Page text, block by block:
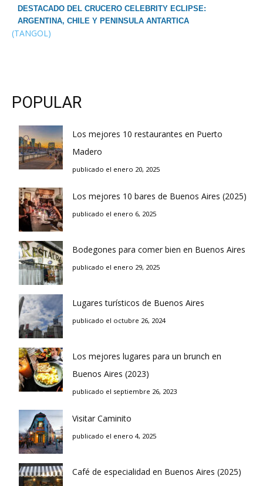
DESTACADO DEL CRUCERO CELEBRITY ECLIPSE:
ARGENTINA, CHILE Y PENINSULA ANTARTICA
(TANGOL)
POPULAR
Los mejores 10 restaurantes en Puerto
Madero
publicado el enero 20, 2025
Los mejores 10 bares de Buenos Aires (2025)
publicado el enero 6, 2025
Bodegones para comer bien en Buenos Aires
publicado el enero 29, 2025
Lugares turísticos de Buenos Aires
publicado el octubre 26, 2024
Los mejores lugares para un brunch en
Buenos Aires (2023)
publicado el septiembre 26, 2023
Visitar Caminito
publicado el enero 4, 2025
Café de especialidad en Buenos Aires (2025)